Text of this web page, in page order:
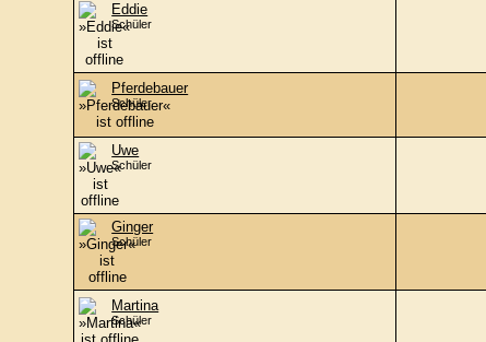
Eddie
Schüler
Pferdebauer
Schüler
Uwe
Schüler
Ginger
Schüler
Martina
Schüler